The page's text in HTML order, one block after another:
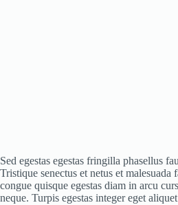
Sed egestas egestas fringilla phasellus
Tristique senectus et netus et
congue quisque egestas diam in arcu
neque. Turpis egestas integer eget